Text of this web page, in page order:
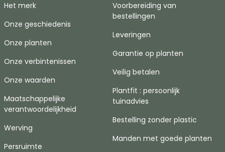
Het merk
Onze geschiedenis
Onze planten
Onze verbintenissen
Onze waarden
Maatschappelijke
verantwoordelijkheid
Werving
Persruimte
Voorbereiding van
bestellingen
Leveringen
Garantie op planten
Veilig betalen
Plantfit : persoonlijk
tuinadvies
Bestelling zonder plastic
Manden met goede planten